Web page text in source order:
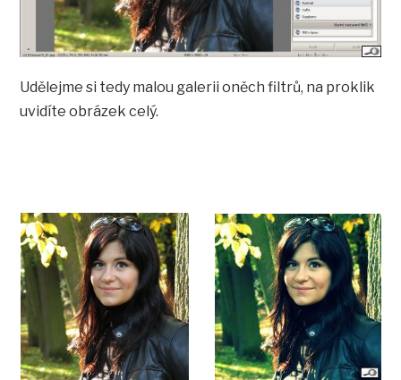
Udělejme si tedy malou galerii oněch filtrů, na proklik
uvidíte obrázek celý.